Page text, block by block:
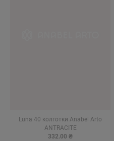
Luna 40 колготки Anabel Arto
ANTRACITE
332.00 ₴